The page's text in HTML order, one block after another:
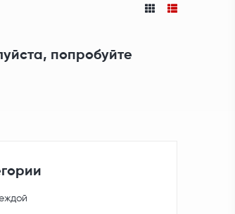
попробуйте